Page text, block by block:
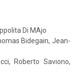
Di MAjo
Bidegain, Jean-
Roberto Saviono,